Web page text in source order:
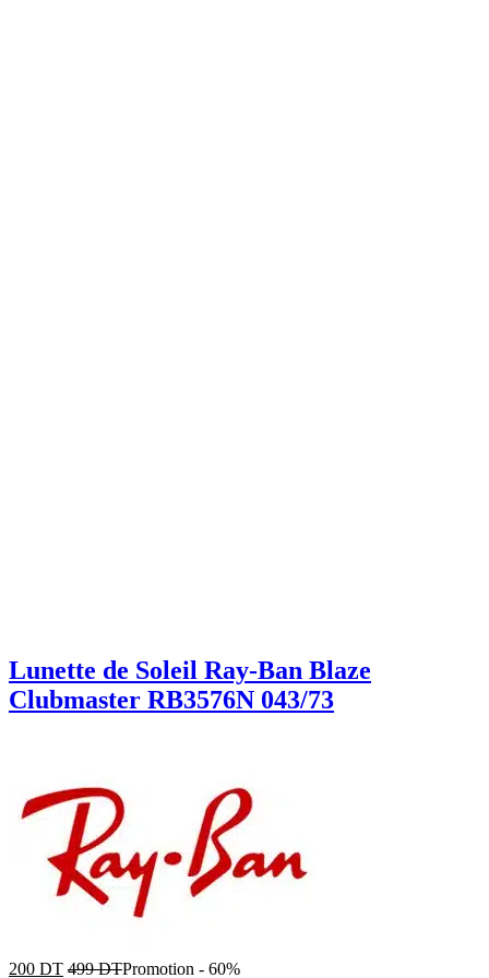
Lunette de Soleil Ray-Ban Blaze
Clubmaster RB3576N 043/73
200 DT 499DTPromotion - 60%